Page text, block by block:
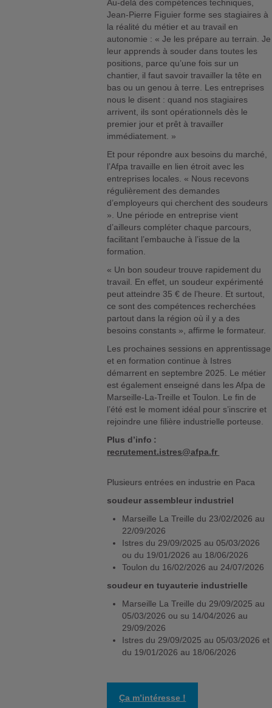
Au-delà des compétences techniques,
Jean-Pierre Figuier forme ses stagiaires à
la réalité du métier et au travail en
autonomie : « Je les prépare au terrain. Je
leur apprends à souder dans toutes les
positions, parce qu’une fois sur un
chantier, il faut savoir travailler la tête en
bas ou un genou à terre. Les entreprises
nous le disent : quand nos stagiaires
arrivent, ils sont opérationnels dès le
premier jour et prêt à travailler
immédiatement. »
Et pour répondre aux besoins du marché,
l’Afpa travaille en lien étroit avec les
entreprises locales. « Nous recevons
régulièrement des demandes
d’employeurs qui cherchent des soudeurs
». Une période en entreprise vient
d’ailleurs compléter chaque parcours,
facilitant l’embauche à l’issue de la
formation.
« Un bon soudeur trouve rapidement du
travail. En effet, un soudeur expérimenté
peut atteindre 35 € de l’heure. Et surtout,
ce sont des compétences recherchées
partout dans la région où il y a des
besoins constants », affirme le formateur.
Les prochaines sessions en apprentissage
et en formation continue à Istres
démarrent en septembre 2025. Le métier
est également enseigné dans les Afpa de
Marseille-La-Treille et Toulon. Le fin de
l’été est le moment idéal pour s’inscrire et
rejoindre une filière industrielle porteuse.
Plus d’info :
recrutement.istres@afpa.fr
Plusieurs entrées en industrie en Paca
soudeur assembleur industriel
Marseille La Treille du 23/02/2026 au
22/09/2026
Istres du 29/09/2025 au 05/03/2026
ou du 19/01/2026 au 18/06/2026
Toulon du 16/02/2026 au 24/07/2026
soudeur en tuyauterie industrielle
Marseille La Treille du 29/09/2025 au
05/03/2026 ou su 14/04/2026 au
29/09/2026
Istres du 29/09/2025 au 05/03/2026 et
du 19/01/2026 au 18/06/2026
Ça m’intéresse !